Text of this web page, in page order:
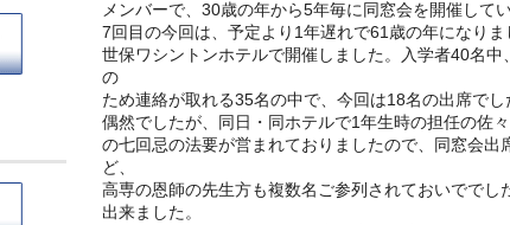
メンバーで、30歳の年から5年毎に同窓会を開催して
7回目の今回は、予定より1年遅れで61歳の年になり
世保ワシントンホテルで開催しました。入学者40名
の
ため連絡が取れる35名の中で、今回は18名の出席でし
偶然でしたが、同日・同ホテルで1年生時の担任の佐
の七回忌の法要が営まれておりましたので、同窓会
ど、
高専の恩師の先生方も複数名ご参列されておいでで
出来ました。